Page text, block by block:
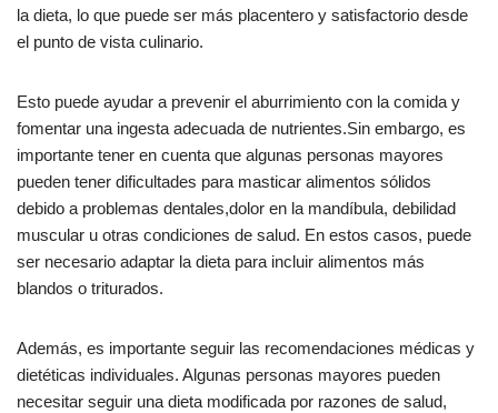
la dieta, lo que puede ser más placentero y satisfactorio desde
el punto de vista culinario.
Esto puede ayudar a prevenir el aburrimiento con la comida y
fomentar una ingesta adecuada de nutrientes.Sin embargo, es
importante tener en cuenta que algunas personas mayores
pueden tener dificultades para masticar alimentos sólidos
debido a problemas dentales,dolor en la mandíbula, debilidad
muscular u otras condiciones de salud. En estos casos, puede
ser necesario adaptar la dieta para incluir alimentos más
blandos o triturados.
Además, es importante seguir las recomendaciones médicas y
dietéticas individuales. Algunas personas mayores pueden
necesitar seguir una dieta modificada por razones de salud,